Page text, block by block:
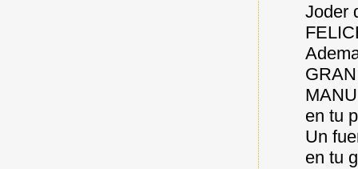
Joder
en tu
Un
en tu